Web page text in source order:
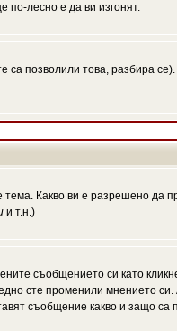
по-лесно е да ви изгонят.
позволили това, разбира
Какво ви е разрешено да
и т.н.)
съобщението си като
сте променили мнението
съобщение какво и защо